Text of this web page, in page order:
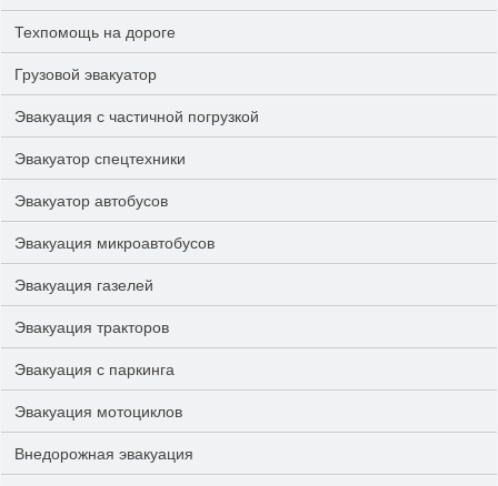
Техпомощь на дороге
Грузовой эвакуатор
Эвакуация с частичной погрузкой
Эвакуатор спецтехники
Эвакуатор автобусов
Эвакуация микроавтобусов
Эвакуация газелей
Эвакуация тракторов
Эвакуация с паркинга
Эвакуация мотоциклов
Внедорожная эвакуация